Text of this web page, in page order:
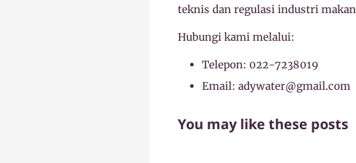
teknis dan regulasi industri
Hubungi kami melalui:
Telepon: 022-7238019
Email: adywater@gmail.com
You may like these posts